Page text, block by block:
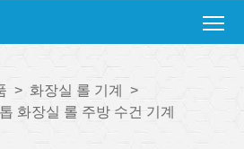
> 화장실 롤 기계
>
화장실 롤 주방 수건 기계